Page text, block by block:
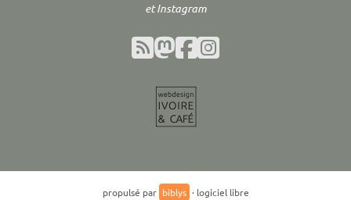
et Instagram
propulsé par biblys · logiciel libre